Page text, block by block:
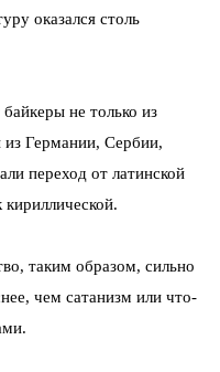
оказался столь
не только из
из Германии, Сербии,
переход от латинской
таким образом, сильно
чем сатанизм или что-